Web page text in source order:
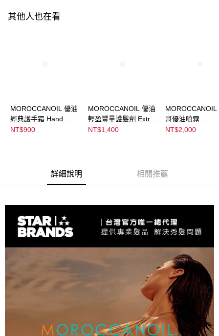
是否繳費成功／繳費後需取消欲退款等相關疑問，請聯繫「AFTEE先享後付
「AFTEE先享後付」，若未經同意申辦者引起之損失，本公司不負相關責
任。
４．使用「AFTEE先享後付」時，將依據個別帳號之用戶狀況，依本公司即
時審查核予不同之上限額度；若仍有額度不足之情形，本公司將視審查結果
宅配-離島
其他人也在看
MOROCCANOIL 優油
經典護手霜 Hand
Cream Fragrance
NT$900
MOROCCANOIL 優油
輕盈豐量護髮劑 Extra
Volume Conditioner
NT$1,400
MOROCCANOIL
哥優油噴霧
Moroccanoil
NT$2,000
詳細說明 相關推薦